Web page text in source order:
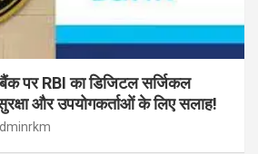
पर RBI का डिजिटल सर्जिकल
और उपयोगकर्ताओं के लिए सलाह!